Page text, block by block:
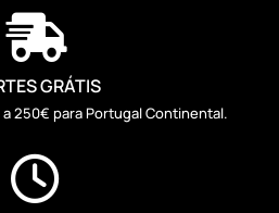

GRÁTIS
250€ para Portugal Continental.
